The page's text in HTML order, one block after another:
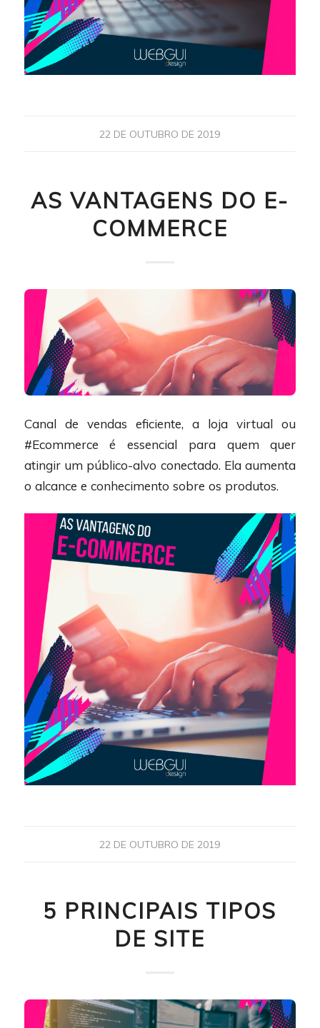
22 DE OUTUBRO DE 2019
AS VANTAGENS DO E-
COMMERCE
Canal de vendas eficiente, a loja virtual ou
#Ecommerce é essencial para quem quer
atingir um público-alvo conectado. Ela aumenta
o alcance e conhecimento sobre os produtos.
22 DE OUTUBRO DE 2019
5 PRINCIPAIS TIPOS
DE SITE